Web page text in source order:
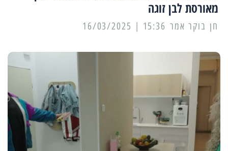
מאורסת לבן זוגה
15:36 | 16/03/2025